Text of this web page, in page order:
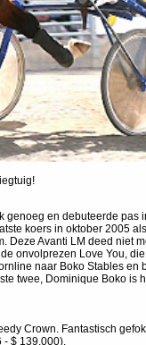
en debuteerde
koers in oktober 2005
Avanti LM deed
onvolprezen Love You,
naar Boko Stables
twee, Dominique Boko
Crown. Fantastisch
$ 139.000).